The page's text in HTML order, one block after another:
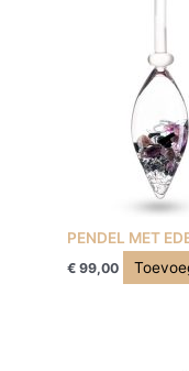
PENDEL MET
€ 99,00